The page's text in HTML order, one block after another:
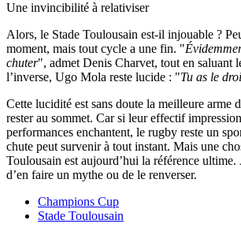
Une invincibilité à relativiser
Alors, le Stade Toulousain est-il injouable ?
moment, mais tout cycle a une fin. "
chuter", admet Denis Charvet, tout en saluant
l’inverse, Ugo Mola reste lucide : "Tu as le
Cette lucidité est sans doute la meilleure arme
rester au sommet. Car si leur effectif
performances enchantent, le rugby reste un
chute peut survenir à tout instant. Mais une
Toulousain est aujourd’hui la référence ultime.
d’en faire un mythe ou de le renverser.
Champions Cup
Stade Toulousain